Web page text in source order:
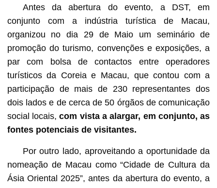
Antes da abertura do evento, a DST, em
conjunto com a indústria turística de Macau,
organizou no dia 29 de Maio um seminário de
promoção do turismo, convenções e exposições, a
par com bolsa de contactos entre operadores
turísticos da Coreia e Macau, que contou com a
participação de mais de 230 representantes dos
dois lados e de cerca de 50 órgãos de comunicação
social locais,com vista a alargar, em conjunto, as
fontes potenciais de visitantes.
Por outro lado, aproveitando a oportunidade da
nomeação de Macau como “Cidade de Cultura da
Ásia Oriental 2025”, antes da abertura do evento, a